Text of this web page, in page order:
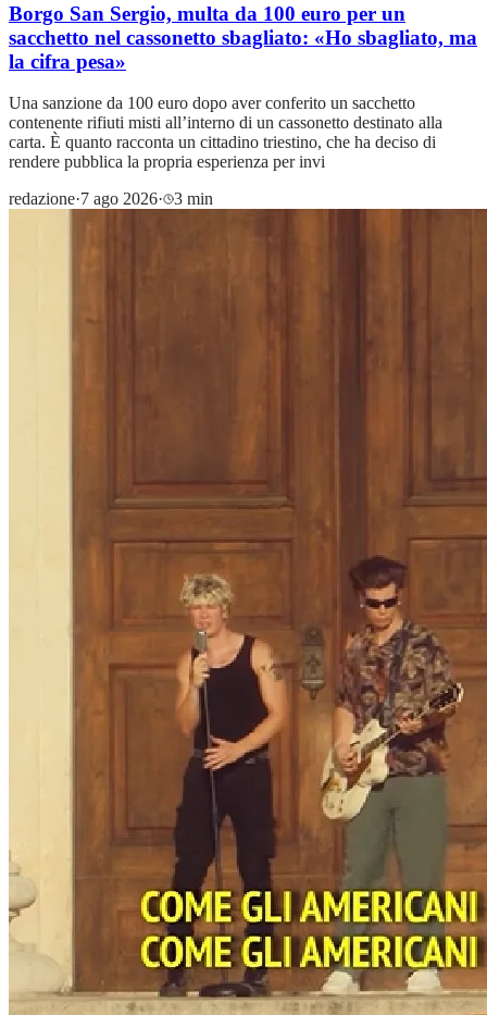
Borgo San Sergio, multa da 100 euro per un
sacchetto nel cassonetto sbagliato: «Ho sbagliato, ma
la cifra pesa»
Una sanzione da 100 euro dopo aver conferito un sacchetto
contenente rifiuti misti all’interno di un cassonetto destinato alla
carta. È quanto racconta un cittadino triestino, che ha deciso di
rendere pubblica la propria esperienza per invi
redazione·7 ago 2026· 3 min